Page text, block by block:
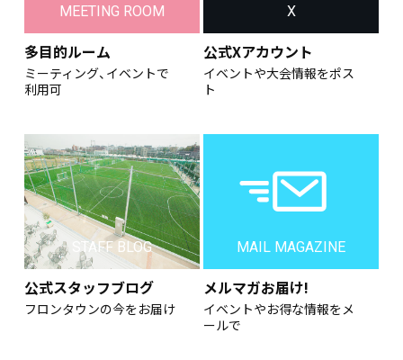
MEETING ROOM
多目的ルーム
ミーティング、イベントで
利用可
X
公式Xアカウント
イベントや大会情報をポス
ト
STAFF BLOG
公式スタッフブログ
フロンタウンの今をお届け
MAIL MAGAZINE
メルマガお届け!
イベントやお得な情報をメ
ールで